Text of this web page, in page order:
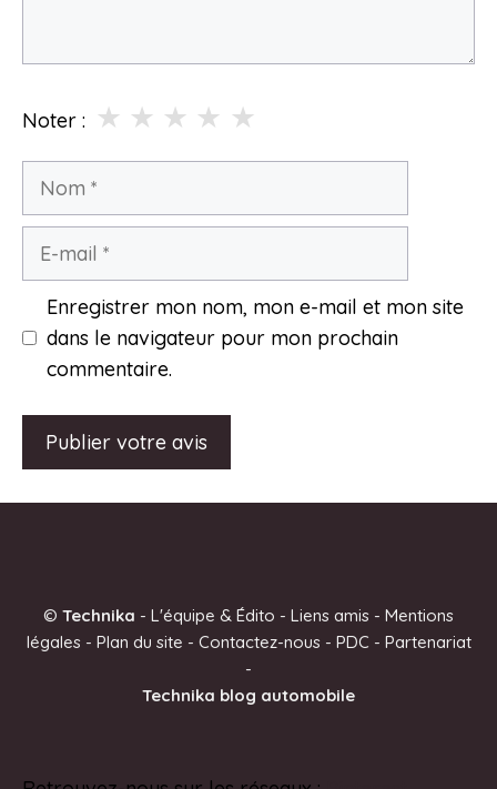
Noter : ★
★
★
★
★
Nom
Enregistrer mon nom, mon e-mail et mon site
dans le navigateur pour mon prochain
commentaire.
n
v
© Technika - L'équipe & Édito - Liens amis - Mentions
légales- Plan du site - Contactez-nous- PDC - Partenariat
-
Technika blog automobile